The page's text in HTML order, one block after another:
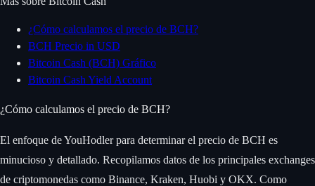
¿Cómo calculamos el precio de BCH?
BCH Precio in USD
Bitcoin Cash (BCH) Gráfico
Bitcoin Cash Yield Account
¿Cómo calculamos el precio de BCH?
El enfoque de YouHodler para determinar el precio de BCH es
minucioso y detallado. Recopilamos datos de los principales exchanges
de criptomonedas como Binance, Kraken, Huobi y OKX. Como